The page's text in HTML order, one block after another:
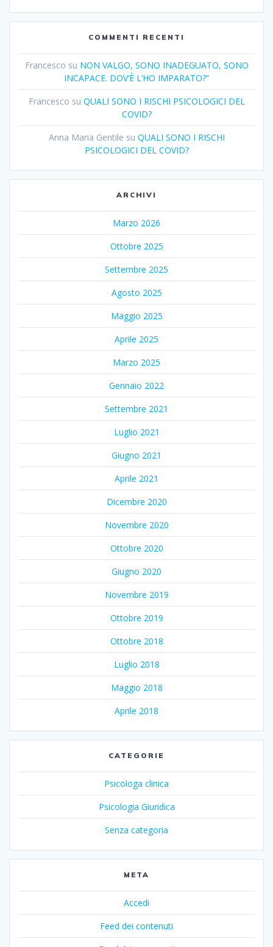
COMMENTI RECENTI
Francesco su NON VALGO, SONO INADEGUATO, SONO
INCAPACE. DOV’È L’HO IMPARATO?”
Francesco su QUALI SONO I RISCHI PSICOLOGICI DEL
COVID?
Anna Maria Gentile su QUALI SONO I RISCHI
PSICOLOGICI DEL COVID?
ARCHIVI
Marzo 2026
Ottobre 2025
Settembre 2025
Agosto 2025
Maggio 2025
Aprile 2025
Marzo 2025
Gennaio 2022
Settembre 2021
Luglio 2021
Giugno 2021
Aprile 2021
Dicembre 2020
Novembre 2020
Ottobre 2020
Giugno 2020
Novembre 2019
Ottobre 2019
Ottobre 2018
Luglio 2018
Maggio 2018
Aprile 2018
CATEGORIE
Psicologa clinica
Psicologia Giuridica
Senza categoria
META
Accedi
Feed dei contenuti